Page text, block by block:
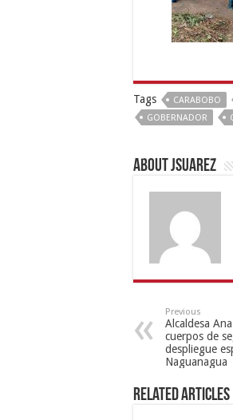
Tags CARABOBO
GOBERNADOR
About Jsuarez
Previous
Alcaldesa
cuerpos de
despliegue
Naguanagua
Related Articles